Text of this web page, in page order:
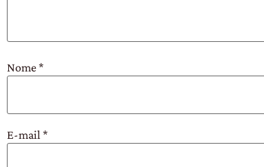
Nome*
E-mail *